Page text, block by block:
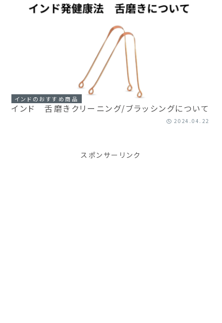
インドのおすすめ商品
インド 舌磨きクリーニング/ブラッシングについて
2024.04.22
スポンサーリンク